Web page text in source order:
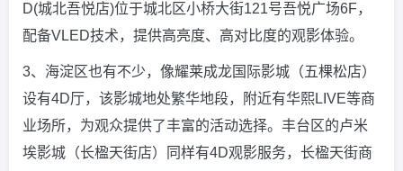
D(城北吾悦店)位于城北区小桥大街121号吾悦广场6F，
配备VLED技术，提供高亮度、高对比度的观影体验。
3、海淀区也有不少，像耀莱成龙国际影城（五棵松店）
设有4D厅，该影城地处繁华地段，附近有华熙LIVE等商
业场所，为观众提供了丰富的活动选择。丰台区的卢米
埃影城（长楹天街店）同样有4D观影服务，长楹天街商